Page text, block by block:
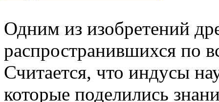
Одним из изобретений
распространившихся по
Считается, что индусы
которые поделились